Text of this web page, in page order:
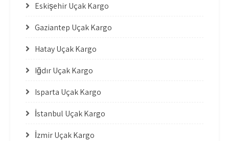
Eskişehir Uçak Kargo
Gaziantep Uçak Kargo
Hatay Uçak Kargo
Iğdır Uçak Kargo
Isparta Uçak Kargo
İstanbul Uçak Kargo
İzmir Uçak Kargo